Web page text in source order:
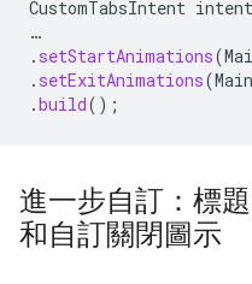
CustomTabsIntent intent
…
. setStartAnimations(
. setExitAnimations(
.build();
進一步自訂：標
和自訂關閉圖示